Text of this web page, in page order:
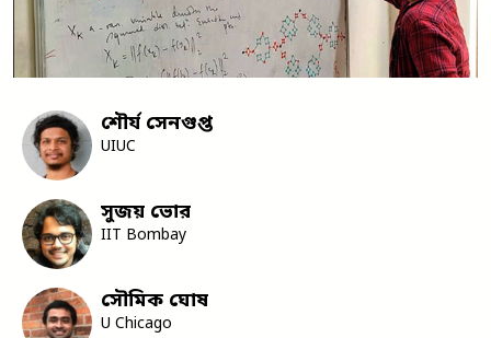
শৌর্য সেনগুপ্ত
UIUC
সুজয় ভোর
IIT Bombay
সৌমিক ঘোষ
U Chicago